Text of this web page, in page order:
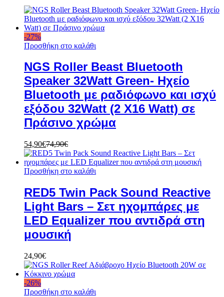
-27%
Προσθήκη στο καλάθι
NGS Roller Beast Bluetooth
Speaker 32Watt Green- Ηχείο
Bluetooth με ραδιόφωνο και ισχύ
εξόδου 32Watt (2 X16 Watt) σε
Πράσινο χρώμα
54,90€74,90€
Προσθήκη στο καλάθι
RED5 Twin Pack Sound Reactive
Light Bars – Σετ ηχομπάρες με
LED Equalizer που αντιδρά στη
μουσική
24,90€
-26%
Προσθήκη στο καλάθι